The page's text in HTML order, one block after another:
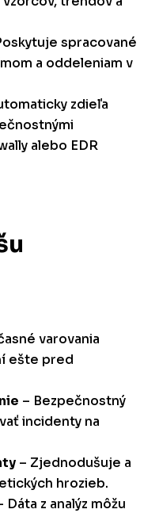
spracované
a oddeleniam v
zdieľa
alebo EDR
varovania
ešte pred
– Bezpečnostný
incidenty na
– Zjednodušuje a
hrozieb.
Dáta z analýz môžu